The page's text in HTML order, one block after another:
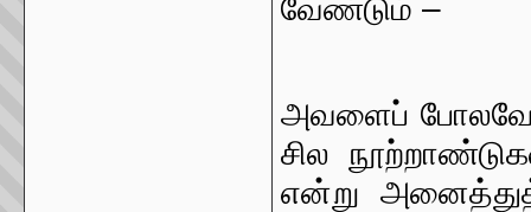
வேண்டும் –
அவளைப் போலவே
சில
என்று